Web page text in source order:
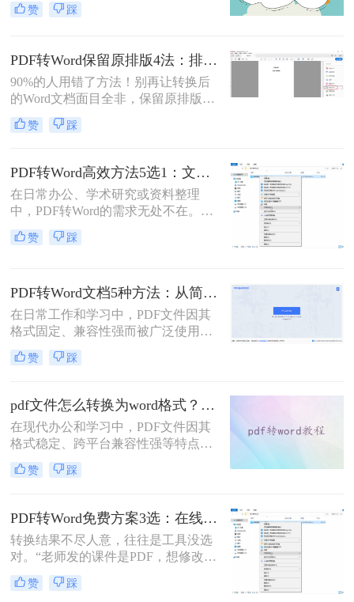
时，很多人会遇到困难。此时，将
换成word"这一常见需求，本文将为
您详细介绍五种安全、高效且完全免
费的转换方法，帮助您轻松实现格式
转换。
赞 踩
PDF转Word保留原排版4法：排版优先模式、OCR选项和格式修复全流程！
90%的人用错了方法！别再让转换后
的Word文档面目全非，保留原排版的
秘密就在这里。“这表格怎么全乱
了？”、“字体全变了，我还得一个个
PDF转为Word文档时，最崩溃的瞬
间。一份精心排版的PDF报告，转换
后却变成需要“二次加工”的混乱文
档，不仅浪费时间，更可能引发关键
信息错漏的风险。那么pdf转word怎么
保留原排版呢？
赞 踩
PDF转Word高效方法5选1：文件大小和类型决定用哪个！
在日常办公、学术研究或资料整理
中，PDF转Word的需求无处不在。那
么pdf怎么转换成word呢？本文将系统
解析5种主流方法，涵盖不同场景，
赞 踩
PDF转Word文档5种方法：从简单复制到专业软件的适用范围！
在日常工作和学习中，PDF文件因其
格式固定、兼容性强而被广泛使用。
然而，PDF的静态特性也带来了编辑
困难的问题。为了便于修改和协作，
许多用户的刚需。那么pdf怎么转换成
word文档呢？本文将详细介绍五种常
用的PDF转Word方法，帮助您选择最
适合自己的解决方案。
赞 踩
pdf文件怎么转换为word格式？这3种转换方法可以尝试下！
在现代办公和学习中，PDF文件因其
格式稳定、跨平台兼容性强等特点而
被广泛使用。然而，当需要编辑PDF
文件中的内容时，将其转换为Word格
换为word格式呢？本文将介绍三种简
单实用的方法，帮助您轻松将PDF文
件转换为Word格式。
赞 踩
PDF转Word免费方案3选：在线免费额度、客户端试用和Word自带的区别！
转换结果不尽人意，往往是工具没选
对。“老师发的课件是PDF，想修改内
容怎么办？”“客户发来的合同是
PDF，需要调整条款怎么处理？”从事
赞 踩